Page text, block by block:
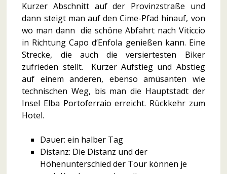
Kurzer Abschnitt auf der Provinzstraße und
dann steigt man auf den Cime-Pfad hinauf, von
wo man dann die schöne Abfahrt nach Viticcio
in Richtung Capo d’Enfola genießen kann. Eine
Strecke, die auch die versiertesten Biker
zufrieden stellt. Kurzer Aufstieg und Abstieg
auf einem anderen, ebenso amüsanten wie
technischen Weg, bis man die Hauptstadt der
Insel Elba Portoferraio erreicht. Rückkehr zum
Hotel.
Dauer: ein halber Tag
Distanz: Die Distanz und der
Höhenunterschied der Tour können je